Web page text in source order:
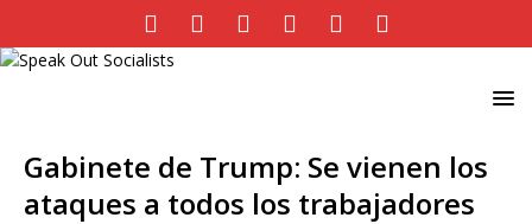
Gabinete de Trump: Se vienen los
ataques a todos los trabajadores